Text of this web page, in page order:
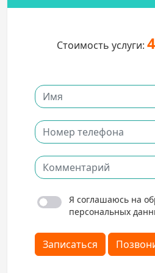
Стоимость услуги:
Я соглашаюсь на
персональных
Записаться